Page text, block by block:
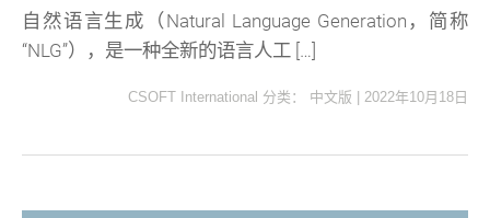
自然语言生成（Natural Language Generation，简称
“NLG”），是一种全新的语言人工 […]
CSOFT International 分类： 中文版 2022年10月18日